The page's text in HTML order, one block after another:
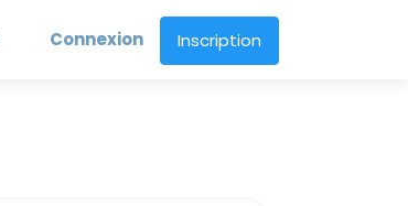
Connexion Inscription